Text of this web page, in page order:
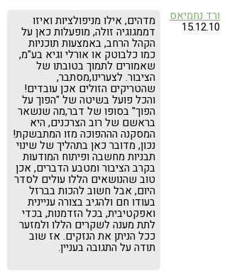
ורד נחמיאס
15.12.10 מדהים, אילו מניפולציות ואיזו
דממגוגיה זולה, מופעלות כאן על
הקהל הרחב, באמצעות תוכניות
כמו כלבוטק או אורלי וגיא בע"מ,
שאמורים לתמוך בטובתו של
הציבור. לצערינו,מסתבר,
שהטריקים הזולים אכן עובדים!
והכל פועל בשיטה של "הפוך על
הפוך" בסופו של דבר,מה שנשאר
בראשם של רוב הצרכנים, היא
המסקנה הההפוכה מזו המתבשקת!
נכון, מדובר כאן בתהליך של שינוי
תבניות מחשבה ופיתוח המודעות
בקרב הציבור ומטבע הדברים, אכן
טוב שהנושאים הללו עולים לסדר
היום, אבל חשוב להכות בברזל
בעודו חם ולהגיב בצורה עניינית
ואפקטיבית, בכל הזדמנות, בכדי
לתת מענה לשקרים הללו ולמזער
ככל הניתן את הנזקים. אז שוב
תודה על התגובה בעניין.